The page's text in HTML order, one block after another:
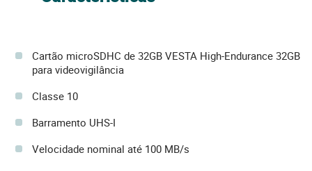
Cartão microSDHC de 32GB VESTA High-Endurance 32GB
para videovigilância
Classe 10
Barramento UHS-I
Velocidade nominal até 100 MB/s